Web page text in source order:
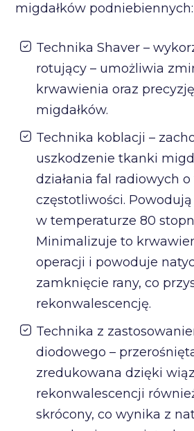
migdałków podniebiennych:
Technika Shaver –
rotujący – umożliwia
krwawienia oraz
migdałków.
Technika koblacji –
uszkodzenie tkanki
działania fal radiowych
częstotliwości.
w temperaturze 80
Minimalizuje to
operacji i powoduje
zamknięcie rany, co
rekonwalescencję.
Technika z
diodowego –
zredukowana dzięki
rekonwalescencji
skrócony, co wynika z